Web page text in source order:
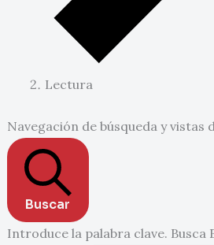
Lectura
Navegación de búsqueda y vistas
Buscar
Introduce la palabra clave. Busca